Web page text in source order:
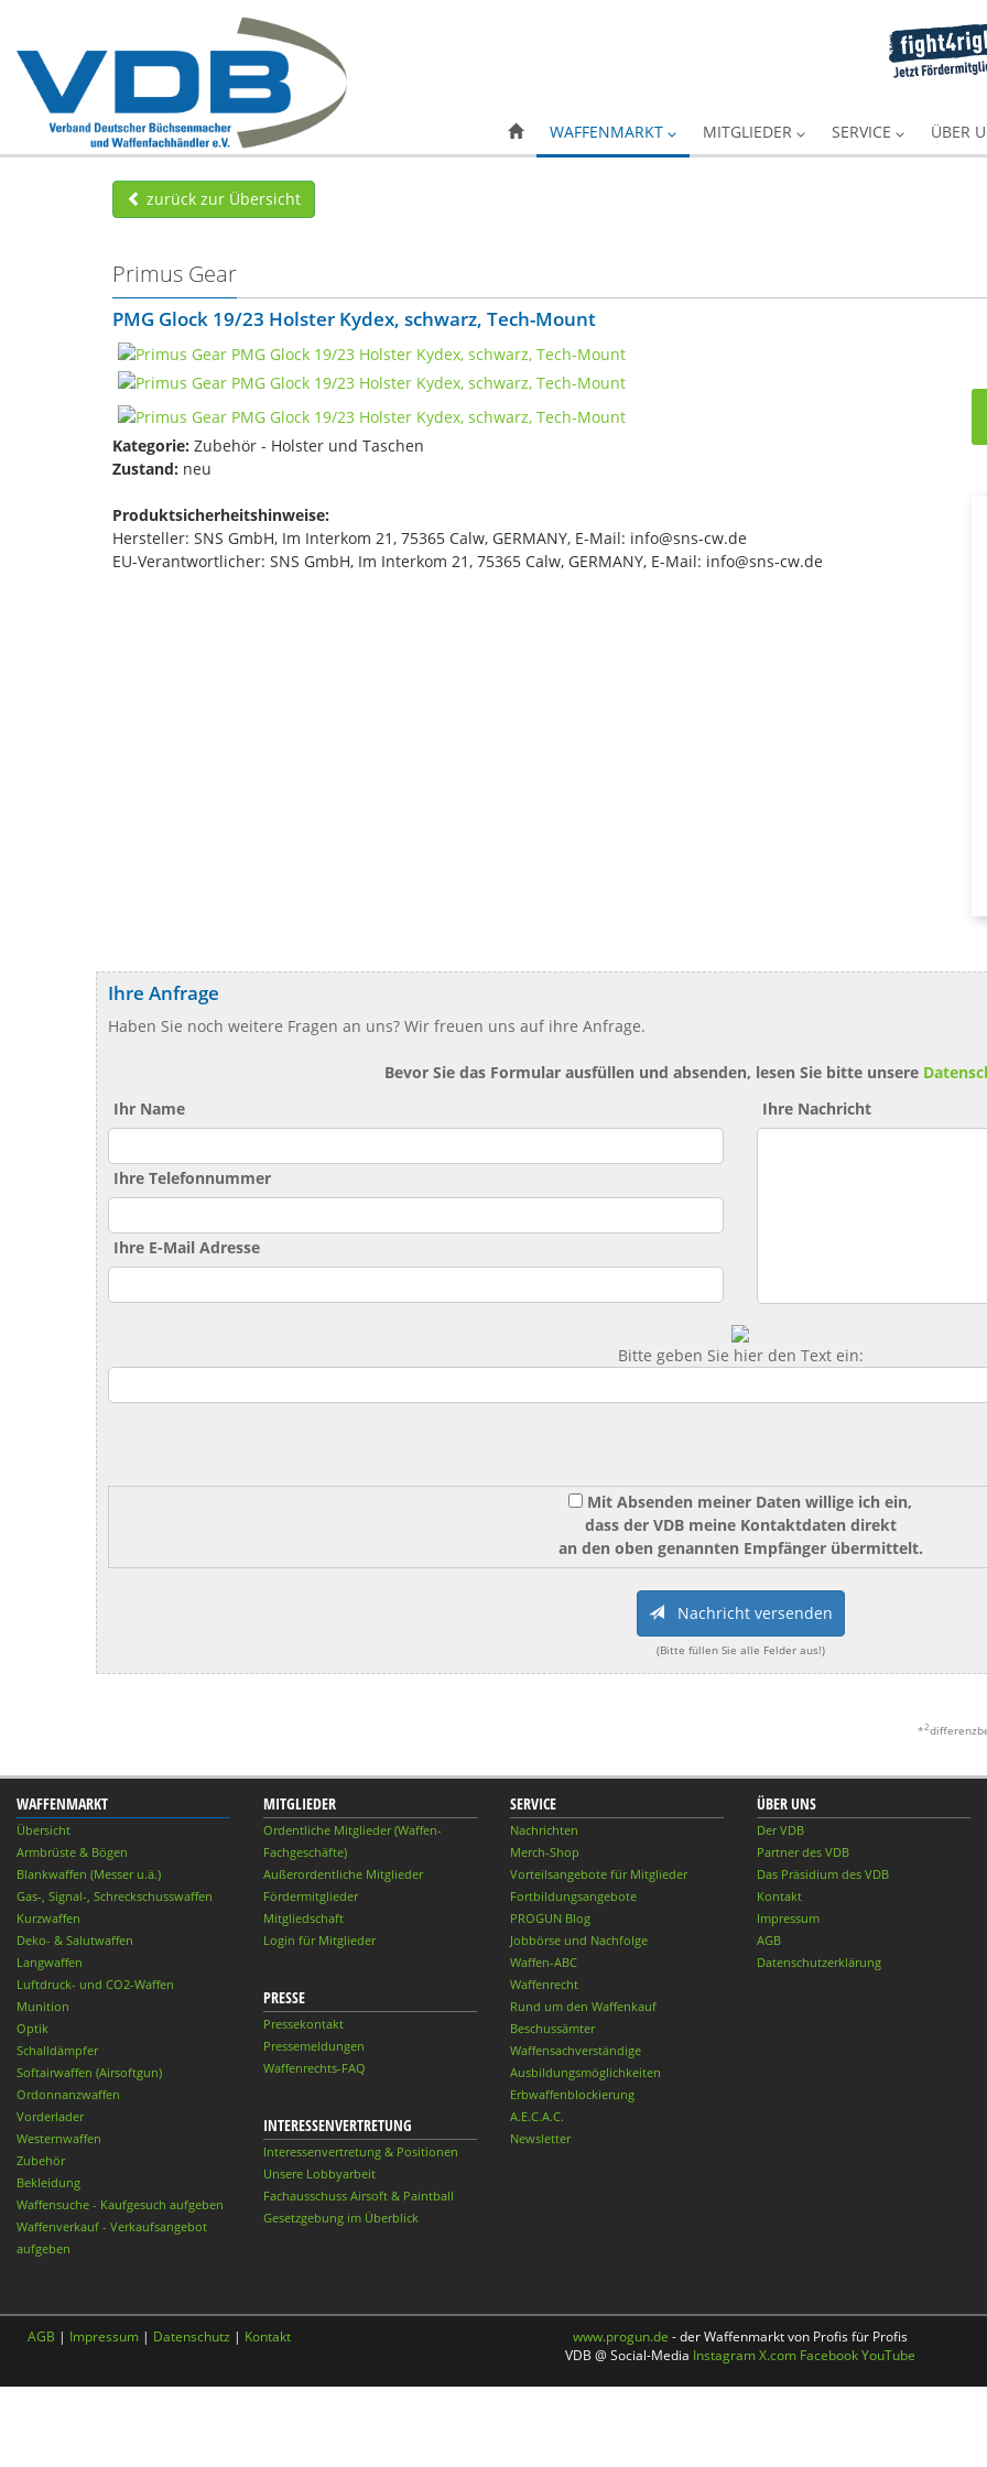
WAFFENMARKT MITGLIEDER SERVICE ÜBER
zurück zur Übersicht
Primus Gear
PMG Glock 19/23 Holster Kydex, schwarz, Tech-Mount
Kategorie: Zubehör - Holster und Taschen
Zustand: neu
Produktsicherheitshinweise:
Hersteller: SNS GmbH, Im Interkom 21, 75365 Calw, GERMANY, E-Mail: info@sns-cw.de
EU-Verantwortlicher: SNS GmbH, Im Interkom 21, 75365 Calw, GERMANY, E-Mail: info@sns-cw.de
Ihre Anfrage
Haben Sie noch weitere Fragen an uns? Wir freuen uns auf ihre Anfrage.
Bevor Sie das Formular ausfüllen und absenden, lesen Sie bitte unsere
Ihr Name
Ihre Telefonnummer
Ihre E-Mail Adresse
Ihre Nachricht
Bitte geben Sie hier den Text ein:
Mit Absenden meiner Daten willige ich ein,
dass der VDB meine Kontaktdaten direkt
an den oben genannten Empfänger übermittelt.
Nachricht versenden
(Bitte füllen Sie alle Felder aus!)
*2
WAFFENMARKT
Übersicht
Armbrüste & Bögen
Blankwaffen (Messer u.ä.)
Gas-, Signal-, Schreckschusswaffen
Kurzwaffen
Deko- & Salutwaffen
Langwaffen
Luftdruck- und CO2-Waffen
Munition
Optik
Schalldämpfer
Softairwaffen (Airsoftgun)
Ordonnanzwaffen
Vorderlader
Westernwaffen
Zubehör
Bekleidung
Waffensuche - Kaufgesuch aufgeben
Waffenverkauf - Verkaufsangebot
aufgeben
MITGLIEDER
Ordentliche Mitglieder (Waffen-
Fachgeschäfte)
Außerordentliche Mitglieder
Fördermitglieder
Mitgliedschaft
Login für Mitglieder
PRESSE
Pressekontakt
Pressemeldungen
Waffenrechts-FAQ
INTERESSENVERTRETUNG
Interessenvertretung & Positionen
Unsere Lobbyarbeit
Fachausschuss Airsoft & Paintball
Gesetzgebung im Überblick
SERVICE
Nachrichten
Merch-Shop
Vorteilsangebote für Mitglieder
Fortbildungsangebote
PROGUN Blog
Jobbörse und Nachfolge
Waffen-ABC
Waffenrecht
Rund um den Waffenkauf
Beschussämter
Waffensachverständige
Ausbildungsmöglichkeiten
Erbwaffenblockierung
A.E.C.A.C.
Newsletter
ÜBER UNS
Der VDB
Partner des VDB
Das Präsidium des VDB
Kontakt
Impressum
AGB
Datenschutzerklärung
AGB | Impressum | Datenschutz | Kontakt www.progun.de - der Waffenmarkt von Profis für Profis
VDB @ Social-Media InstagramX.com FacebookYouTube